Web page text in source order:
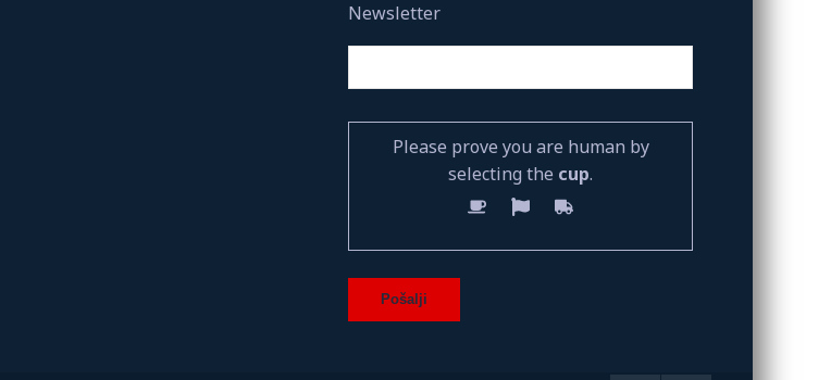
Newsletter
Please prove you are human by
selecting the cup.